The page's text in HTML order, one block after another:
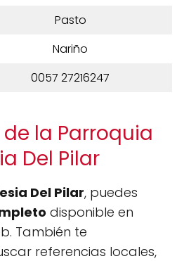
Pasto
Nariño
0057 27216247
la Parroquia
Del Pilar
Del Pilar, puedes
disponible en
También te
referencias locales,